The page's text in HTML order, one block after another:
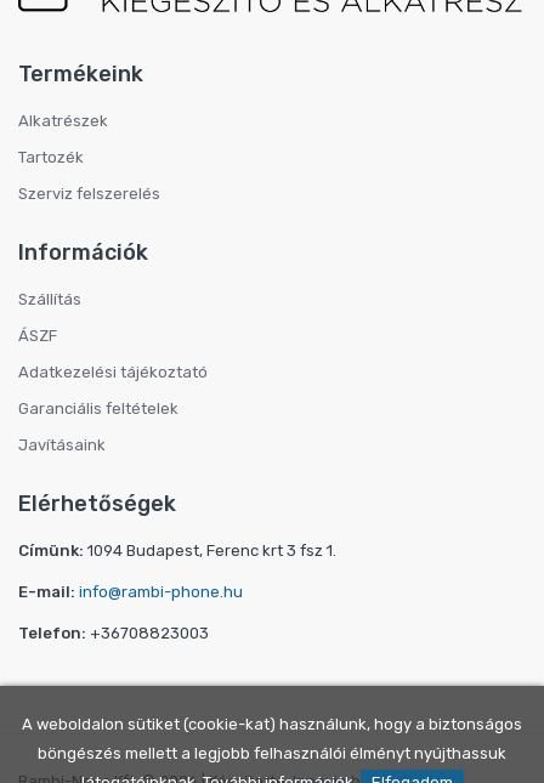
Termékeink
Alkatrészek
Tartozék
Szerviz felszerelés
Információk
Szállítás
ÁSZF
Adatkezelési tájékoztató
Garanciális feltételek
Javításaink
Elérhetőségek
Címünk: 1094 Budapest, Ferenc krt 3 fsz 1.
E-mail: info@rambi-phone.hu
Telefon: +36708823003
A weboldalon sütiket (cookie-kat) használunk, hogy a biztonságos
böngészés mellett a legjobb felhasználói élményt nyújthassuk